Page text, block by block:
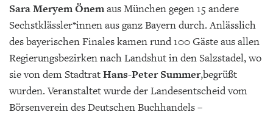
Sara Meryem Önemaus München gegen 15 andere
Sechstklässler*innen aus ganz Bayern durch. Anlässlich
des bayerischen Finales kamen rund 100 Gäste aus allen
Regierungsbezirken nach Landshut in den Salzstadel, wo
sie von dem StadtratHans-Peter Summer,begrüßt
wurden. Veranstaltet wurde der Landesentscheid vom
Börsenverein des Deutschen Buchhandels –